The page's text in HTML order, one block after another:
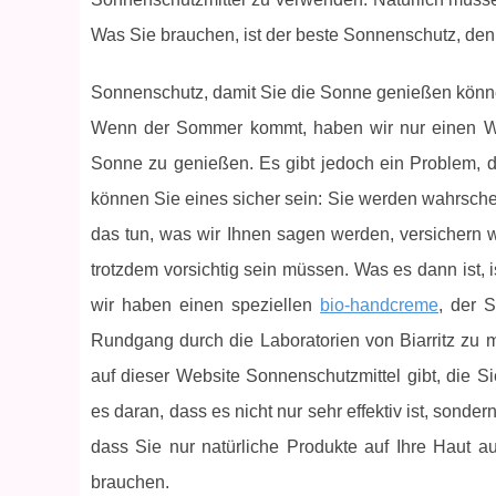
Was Sie brauchen, ist der beste Sonnenschutz,
Sonnenschutz, damit Sie die Sonne genießen
Wenn der Sommer kommt, haben wir nur einen
Sonne zu genießen. Es gibt jedoch ein Problem,
können Sie eines sicher sein: Sie werden
das tun, was wir Ihnen sagen werden,
trotzdem vorsichtig sein müssen. Was es dann
wir haben einen speziellen bio-handcreme, der
Rundgang durch die Laboratorien von Biarritz zu
auf dieser Website Sonnenschutzmittel gibt, die
es daran, dass es nicht nur sehr effektiv ist,
dass Sie nur natürliche Produkte auf Ihre Haut
brauchen.